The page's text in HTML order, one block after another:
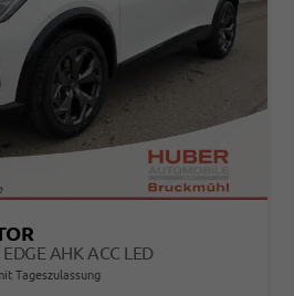
AHK ACC LED
Tageszulassung